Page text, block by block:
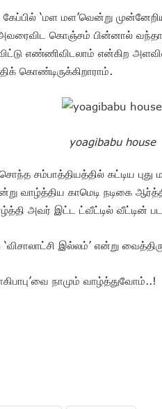
‘மள மள’வென்று
கொஞ்சம் பின்னால்
எண்ணிவிடலாம் என்கிற
கொண்டிருக்கிறாராம்.
yoagibabu house
சம்பாத்தியத்தில் கட்டிய புது
வாழ்த்திய காமெடி நடிகை
அவர் இட்ட ட்வீட்டில் வீட்டின்
இல்லம்’ என்று
நாமும் வாழ்த்துவோம்..!